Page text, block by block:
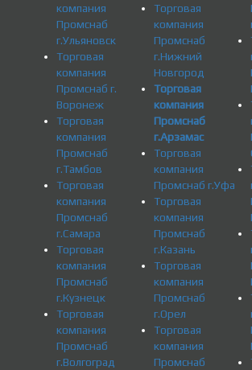
компания
Промснаб
г.Ульяновск
Торговая
компания
Промснаб г.
Воронеж
Торговая
компания
Промснаб
г.Тамбов
Торговая
компания
Промснаб
г.Самара
Торговая
компания
Промснаб
г.Кузнецк
Торговая
компания
Промснаб
г.Волгоград
Торговая
компания
Промснаб
г.Нижний
Новгород
Торговая
компания
Промснаб
г.Арзамас
Торговая
компания
Промснаб г.Уфа
Торговая
компания
Промснаб
г.Казань
Торговая
компания
Промснаб
г.Орел
Торговая
компания
Промснаб